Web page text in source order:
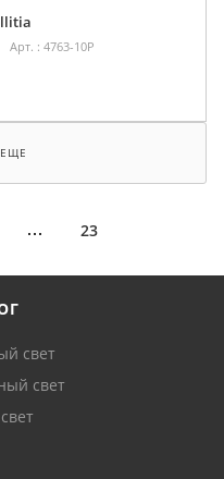
Mollitia
Арт. : 4763-10P
23
свет
свет